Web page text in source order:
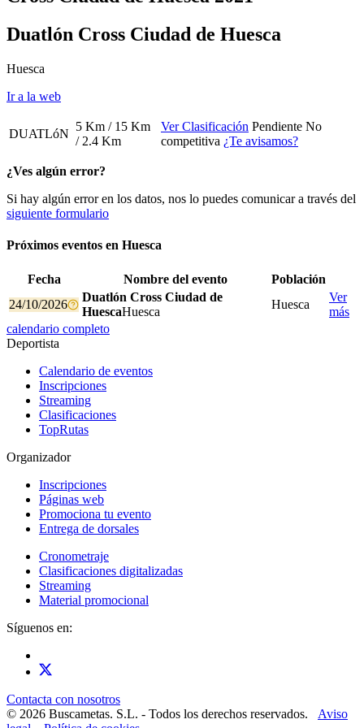
Duatlón Cross Ciudad de Huesca
Huesca
Ir a la web
DUATLóN
5 Km / 15 Km
/ 2.4 Km
Ver Clasificación Pendiente No
competitiva ¿Te avisamos?
¿Ves algún error?
Si hay algún error en los datos, nos lo puedes comunicar a través del
siguiente formulario
Próximos eventos en Huesca
Fecha Nombre del evento
Población
24/10/2026
Duatlón Cross Ciudad de
HuescaHuesca
Huesca
Ver
más
calendario completo
Deportista
Calendario de eventos
Inscripciones
Streaming
Clasificaciones
TopRutas
Organizador
Inscripciones
Páginas web
Promociona tu evento
Entrega de dorsales
Cronometraje
Clasificaciones digitalizadas
Streaming
Material promocional
Síguenos en:
Contacta con nosotros
© 2026 Buscametas. S.L. - Todos los derechos reservados. Aviso